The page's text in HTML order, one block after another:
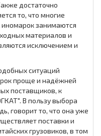
достаточно
то, что многие
иномарок занимаются
материалов и
исключением и
ситуаций
проще и надёжней
поставщиков, к
В пользу выбора
говорит то, что она уже
поставки и
грузовиков, в том